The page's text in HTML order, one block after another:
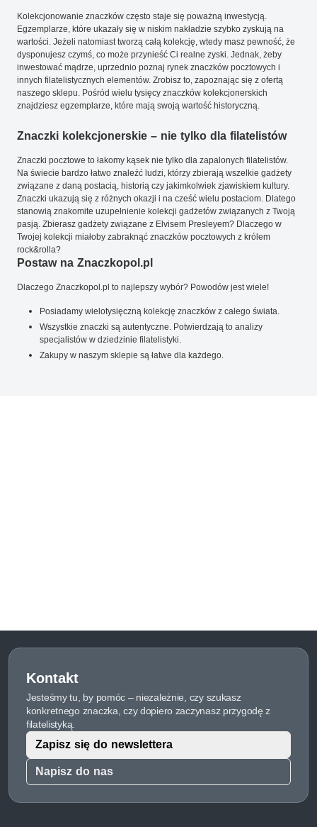
Kolekcjonowanie znaczków często staje się poważną inwestycją.
Egzemplarze, które ukazały się w niskim nakładzie szybko zyskują na
wartości. Jeżeli natomiast tworzą całą kolekcję, wtedy masz pewność, że
dysponujesz czymś, co może przynieść Ci realne zyski. Jednak, żeby
inwestować mądrze, uprzednio poznaj rynek znaczków pocztowych i
innych filatelistycznych elementów. Zrobisz to, zapoznając się z ofertą
naszego sklepu. Pośród wielu tysięcy znaczków kolekcjonerskich
znajdziesz egzemplarze, które mają swoją wartość historyczną.
Znaczki kolekcjonerskie – nie tylko dla filatelistów
Znaczki pocztowe to łakomy kąsek nie tylko dla zapalonych filatelistów.
Na świecie bardzo łatwo znaleźć ludzi, którzy zbierają wszelkie gadżety
związane z daną postacią, historią czy jakimkolwiek zjawiskiem kultury.
Znaczki ukazują się z różnych okazji i na cześć wielu postaciom. Dlatego
stanowią znakomite uzupełnienie kolekcji gadżetów związanych z Twoją
pasją. Zbierasz gadżety związane z Elvisem Presleyem? Dlaczego w
Twojej kolekcji miałoby zabraknąć znaczków pocztowych z królem
rock&rolla?
Postaw na Znaczkopol.pl
Dlaczego Znaczkopol.pl to najlepszy wybór? Powodów jest wiele!
Posiadamy wielotysięczną kolekcję znaczków z całego świata.
Wszystkie znaczki są autentyczne. Potwierdzają to analizy
specjalistów w dziedzinie filatelistyki.
Zakupy w naszym sklepie są łatwe dla każdego.
Kontakt
Jesteśmy tu, by pomóc – niezależnie, czy szukasz
konkretnego znaczka, czy dopiero zaczynasz przygodę z
filatelistyką.
Napisz do nas
Zapisz się do newslettera